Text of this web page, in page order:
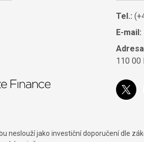
Tel.:
E-mail:
110 00
neslouží jako investiční doporučení dle